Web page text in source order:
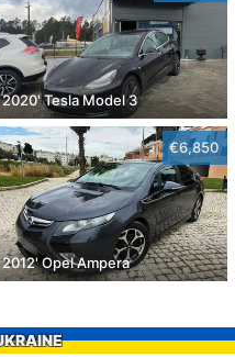
2020' Tesla Model 3
€6,850
2012' Opel Ampera